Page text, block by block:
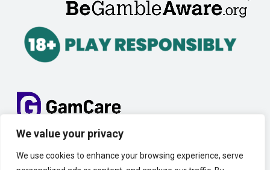
We value your privacy
We use cookies to enhance your browsing experience, serve